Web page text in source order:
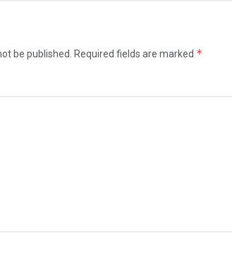
be published. Required fields are marked *